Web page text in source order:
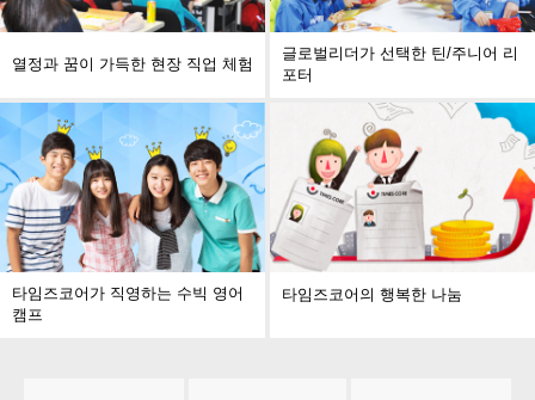
열정과 꿈이 가득한 현장 직업 체험
글로벌리더가 선택한 틴/주니어 리
포터
타임즈코어가 직영하는 수빅 영어
캠프
타임즈코어의 행복한 나눔